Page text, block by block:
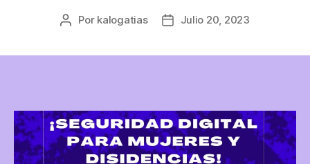
Autor
Por kalogatias
FechaJulio 20, 2023